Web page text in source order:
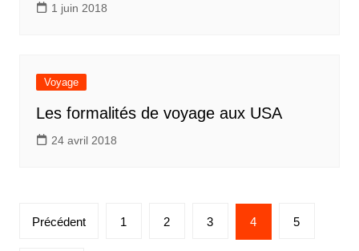
1 juin 2018
Voyage
Les formalités de voyage aux USA
24 avril 2018
Pagination
Précédent 1 2 3 4 5